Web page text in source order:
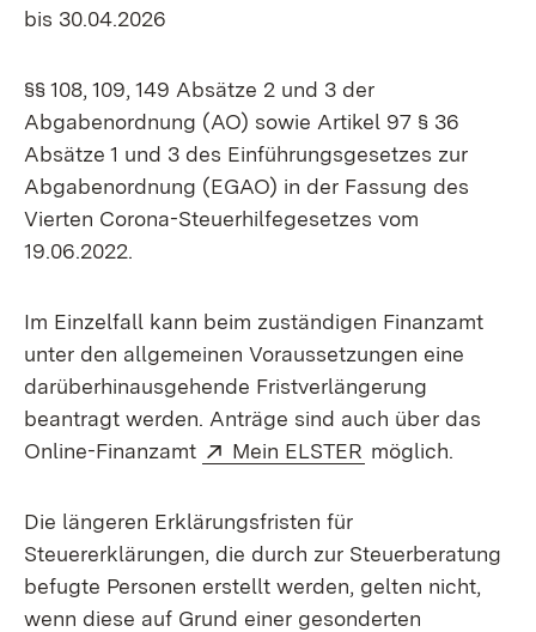
bis 30.04.2026
§§ 108, 109, 149 Absätze 2 und 3 der
Abgabenordnung (AO) sowie Artikel 97 § 36
Absätze 1 und 3 des Einführungsgesetzes zur
Abgabenordnung (EGAO) in der Fassung des
Vierten Corona-Steuerhilfegesetzes vom
19.06.2022.
Im Einzelfall kann beim zuständigen Finanzamt
unter den allgemeinen Voraussetzungen eine
darüberhinausgehende Fristverlängerung
beantragt werden. Anträge sind auch über das
Online-Finanzamt
Extern:
Mein ELSTER (Öffnet in neuem
möglich.
Die längeren Erklärungsfristen für
Steuererklärungen, die durch zur Steuerberatung
befugte Personen erstellt werden, gelten nicht,
wenn diese auf Grund einer gesonderten